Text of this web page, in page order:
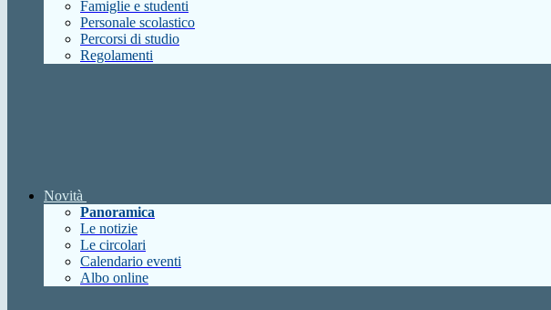
Famiglie e studenti
Personale scolastico
Percorsi di studio
Regolamenti
Novità
Panoramica
Le notizie
Le circolari
Calendario eventi
Albo online